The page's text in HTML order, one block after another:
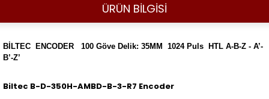
ÜRÜN BİLGİSİ
BİLTEC ENCODER 100 Göve Delik: 35MM 1024 Puls HTL A-B-Z - A’-
B’-Z’
Biltec B-D-350H-AMBD-B-3-R7 Encoder